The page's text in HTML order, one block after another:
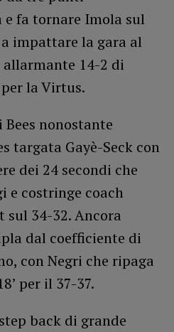
e fa tornare Imola sul
impattare la gara al
allarmante 14-2 di
la Virtus.
nonostante
targata Gayè-Seck con
dei 24 secondi che
e costringe coach
34-32. Ancora
dal coefficiente di
con Negri che ripaga
per il 37-37.
back di grande